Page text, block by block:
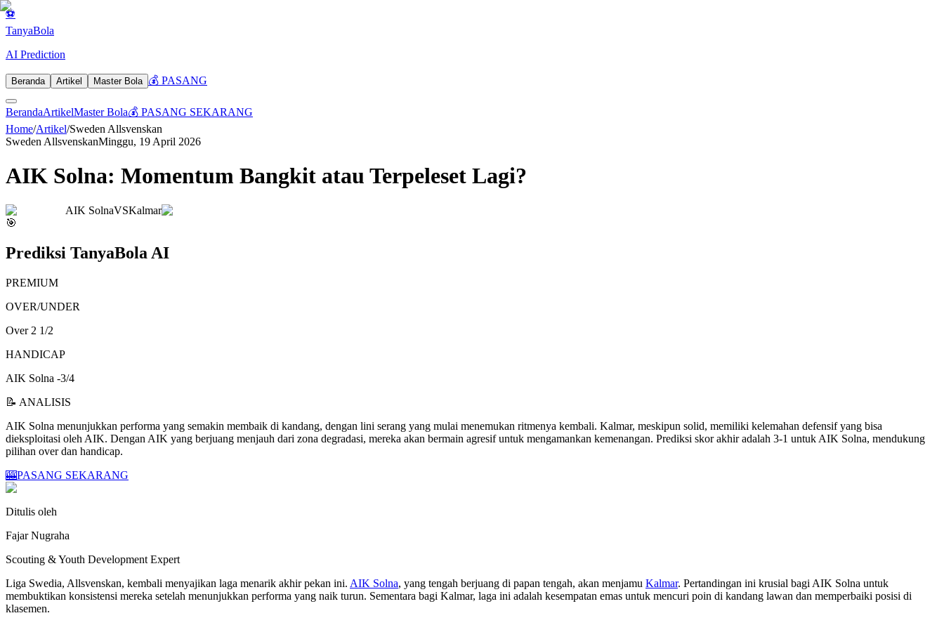
⚽
TanyaBola
AI Prediction
Beranda Artikel Master Bola 💰 PASANG
BerandaArtikelMaster Bola💰 PASANG SEKARANG
Home/Artikel/Sweden Allsvenskan
Sweden AllsvenskanMinggu, 19 April 2026
AIK Solna: Momentum Bangkit atau Terpeleset Lagi?
AIK SolnaVSKalmar
🎯
Prediksi TanyaBola AI
PREMIUM
OVER/UNDER
Over 2 1/2
HANDICAP
AIK Solna -3/4
📝 ANALISIS
AIK Solna menunjukkan performa yang semakin membaik di kandang, dengan lini serang yang mulai menemukan ritmenya kembali. Kalmar, meskipun solid, memiliki kelemahan defensif yang bisa
dieksploitasi oleh AIK. Dengan AIK yang berjuang menjauh dari zona degradasi, mereka akan bermain agresif untuk mengamankan kemenangan. Prediksi skor akhir adalah 3-1 untuk AIK Solna, mendukung
pilihan over dan handicap.
🎰PASANG SEKARANG
Ditulis oleh
Fajar Nugraha
Scouting & Youth Development Expert
Liga Swedia, Allsvenskan, kembali menyajikan laga menarik akhir pekan ini. AIK Solna, yang tengah berjuang di papan tengah, akan menjamu Kalmar. Pertandingan ini krusial bagi AIK Solna untuk
membuktikan konsistensi mereka setelah menunjukkan performa yang naik turun. Sementara bagi Kalmar, laga ini adalah kesempatan emas untuk mencuri poin di kandang lawan dan memperbaiki posisi di
klasemen.